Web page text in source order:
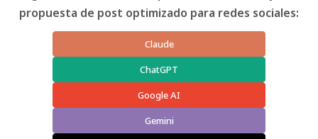
propuesta de post optimizado para redes sociales:
Claude
ChatGPT
Google AI
Gemini